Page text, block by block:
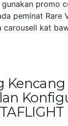
gunakan promo
peminat Rare
carousell kat
Kencang